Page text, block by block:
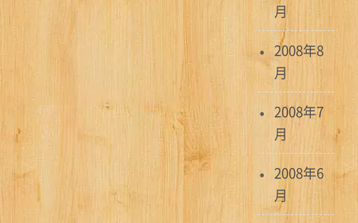
月
2008年8
月
2008年7
月
2008年6
月